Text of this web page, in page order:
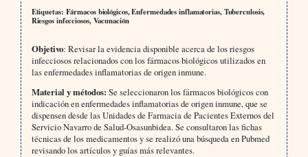
Etiquetas: Fármacos biológicos, Enfermedades inflamatorias, Tuberculosis,
Riesgos infecciosos, Vacunación
Objetivo: Revisar la evidencia disponible acerca de los riesgos
infecciosos relacionados con los fármacos biológicos utilizados en
las enfermedades inflamatorias de origen inmune.
Material y métodos: Se seleccionaron los fármacos biológicos con
indicación en enfermedades inflamatorias de origen inmune, que se
dispensen desde las Unidades de Farmacia de Pacientes Externos del
Servicio Navarro de Salud-Osasunbidea. Se consultaron las fichas
técnicas de los medicamentos y se realizó una búsqueda en Pubmed
revisando los artículos y guías más relevantes.